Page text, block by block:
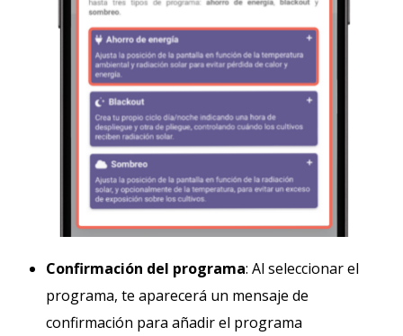
Confirmación del programa: Al seleccionar el
programa, te aparecerá un mensaje de
confirmación para añadir el programa